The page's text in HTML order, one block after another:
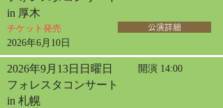
in 厚木
チケット発売
2026年6月10日
公演詳細
2026年9月13日日曜日 開演 14:00
フォレスタコンサート
in 札幌